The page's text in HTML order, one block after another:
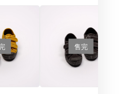
售完